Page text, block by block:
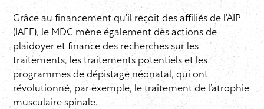
Grâce au financement qu’il reçoit des affiliés de l’AIP
(IAFF), le MDC mène également des actions de
plaidoyer et finance des recherches sur les
traitements, les traitements potentiels et les
programmes de dépistage néonatal, qui ont
révolutionné, par exemple, le traitement de l’atrophie
musculaire spinale.